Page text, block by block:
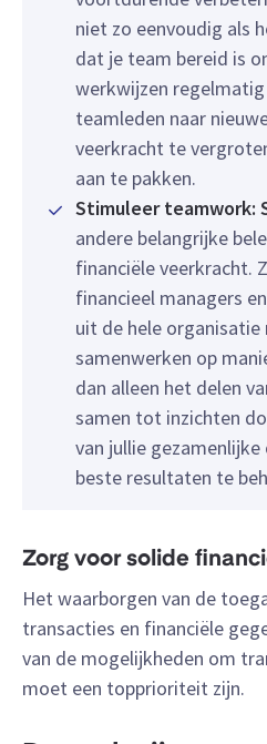
niet zo eenvoudig als
dat je team bereid is
werkwijzen regelmatig
teamleden naar
veerkracht te
aan te pakken.
Stimuleer teamwork:
andere belangrijke
financiële veerkracht.
financieel managers
uit de hele organisatie
samenwerken op
dan alleen het delen
samen tot inzichten
van jullie
beste resultaten te
Zorg voor solide
Het waarborgen van de
transacties en financiële
van de mogelijkheden om
moet een topprioriteit zijn.